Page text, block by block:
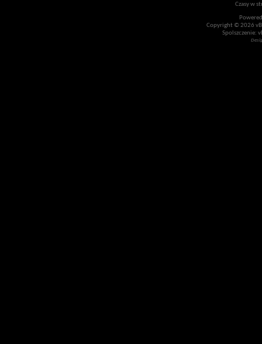
Czasy w
Copyright © 2026
Spolszczenie: